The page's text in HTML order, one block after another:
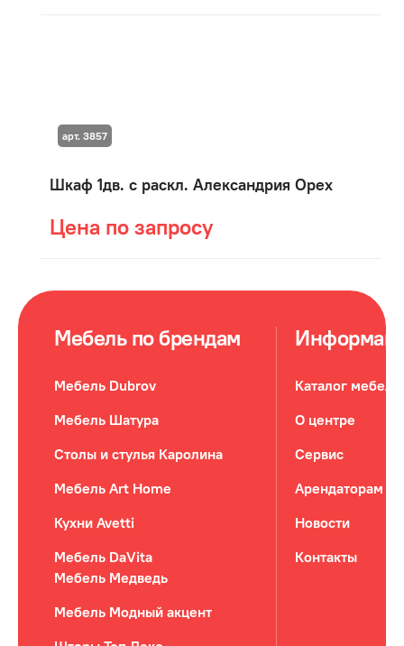
Шкаф 1дв. с раскл. Александрия Орех
Цена по запросу
арт. 3857
Мебель по брендам
Мебель Dubrov
Мебель Шатура
Столы и стулья Каролина
Мебель Art Home
Кухни Avetti
Мебель DaVita
Мебель Медведь
Мебель Модный акцент
Каталог мебели
О центре
Сервис
Арендаторам
Новости
Контакты